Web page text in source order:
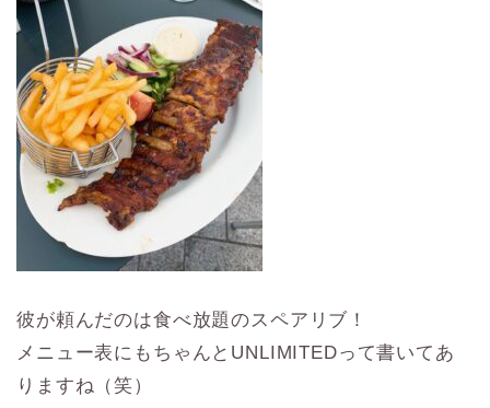
彼が頼んだのは食べ放題のスペアリブ！
メニュー表にもちゃんとUNLIMITEDって書いてあ
りますね（笑）